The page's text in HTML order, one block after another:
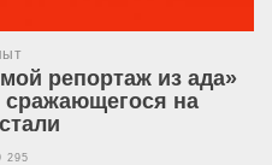
репортаж из ада»
на
295